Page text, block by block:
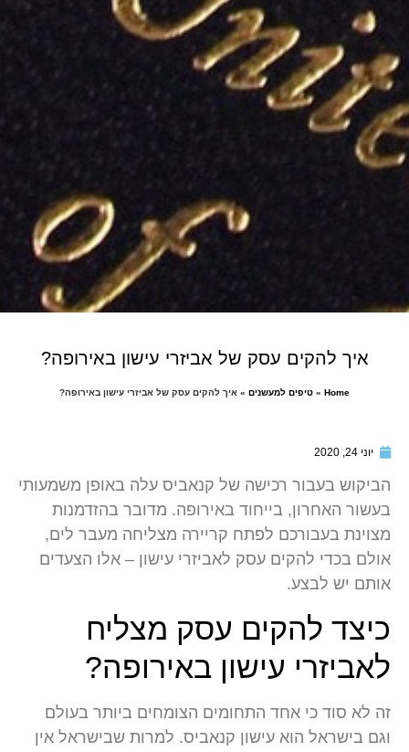
איך להקים עסק של אביזרי עישון באירופה?
Home
» טיפים למעשנים » איך להקים עסק של אביזרי עישון באירופה?
יוני 24, 2020
הביקוש בעבור רכישה של קנאביס עלה באופן משמעותי
בעשור האחרון, בייחוד באירופה. מדובר בהזדמנות
מצוינת בעבורכם לפתח קריירה מצליחה מעבר לים,
אולם בכדי להקים עסק לאביזרי עישון – אלו הצעדים
אותם יש לבצע.
כיצד להקים עסק מצליח
לאביזרי עישון באירופה?
זה לא סוד כי אחד התחומים הצומחים ביותר בעולם
וגם בישראל הוא עישון קנאביס. למרות שבישראל אין